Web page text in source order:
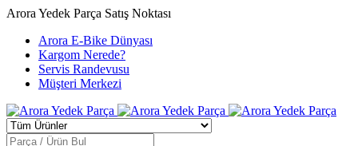
Arora Yedek Parça Satış Noktası
Arora E-Bike Dünyası
Kargom Nerede?
Servis Randevusu
Müşteri Merkezi